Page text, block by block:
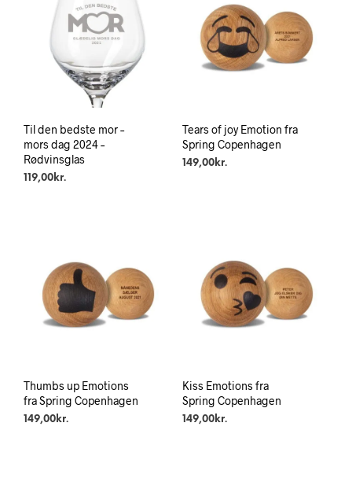
Til den bedste mor –
mors dag 2024 –
Rødvinsglas
119,00 kr.
Tears of joy Emotion fra
Spring Copenhagen
149,00kr.
Thumbs up Emotions
fra Spring Copenhagen
149,00 kr.
Kiss Emotions fra
Spring Copenhagen
149,00kr.